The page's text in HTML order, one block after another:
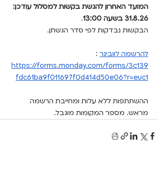
המועד האחרון להגשת בקשות למסלול עודכן:
31.8.26 בשעה 13:00
.
הבקשות נבדקות לפי סדר הגשתן.
להרשמה לוובינר :
https://forms.monday.com/forms/3c139
fdc61ba9f011697f0d414d50e06?r=euc1
ההשתתפות ללא עלות ומחייבת הרשמה
מראש. מספר המקומות מוגבל.